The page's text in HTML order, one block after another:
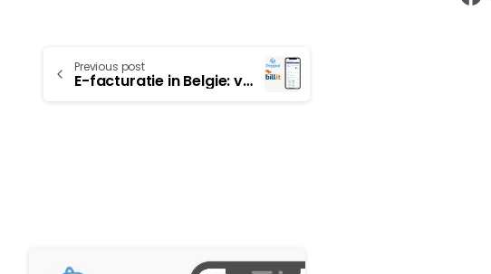
Previous post
E-facturatie in Belgie: van keuze naar verplichting